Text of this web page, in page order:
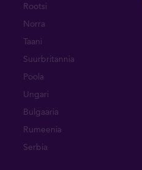
Rootsi
Norra
Taani
Suurbritannia
Poola
Ungari
Bulgaaria
Rumeenia
Serbia